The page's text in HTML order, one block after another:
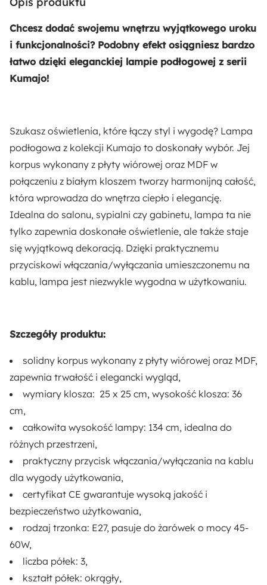
Nie
Żarówka w zestawie:
Nie
Walec
Sposób montażu:
Stojący
Stopień ochrony IP:
IP20
Liczba sztuk w zestawie:
Liczba punktów świetlnych:
Styl:
Nowoczesny
Długość:
25 cm
Rodzaj:
Stojący
Materiał:
Płyta meblowa
Chcesz dodać swojemu wnętrzu wyjątkowego uroku
i funkcjonalności? Podobny efekt osiągniesz bardzo
łatwo dzięki eleganckiej lampie podłogowej z serii
Kumajo!
Szukasz oświetlenia, które łączy styl i wygodę? Lampa
podłogowa z kolekcji Kumajo to doskonały wybór. Jej
korpus wykonany z płyty wiórowej oraz MDF w
połączeniu z białym kloszem tworzy harmonijną całość,
która wprowadza do wnętrza ciepło i elegancję.
Idealna do salonu, sypialni czy gabinetu, lampa ta nie
tylko zapewnia doskonałe oświetlenie, ale także staje
się wyjątkową dekoracją. Dzięki praktycznemu
przyciskowi włączania/wyłączania umieszczonemu na
kablu, lampa jest niezwykle wygodna w użytkowaniu.
Szczegóły produktu:
solidny korpus wykonany z płyty wiórowej oraz MDF,
zapewnia trwałość i elegancki wygląd,
wymiary klosza: 25 x 25 cm, wysokość klosza: 36
cm,
całkowita wysokość lampy: 134 cm, idealna do
różnych przestrzeni,
praktyczny przycisk włączania/wyłączania na kablu
dla wygody użytkowania,
certyfikat CE gwarantuje wysoką jakość i
bezpieczeństwo użytkowania,
rodzaj trzonka: E27, pasuje do żarówek o mocy 45-
60W,
liczba półek: 3,
kształt półek: okrągły,